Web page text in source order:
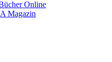
Online
Magazin